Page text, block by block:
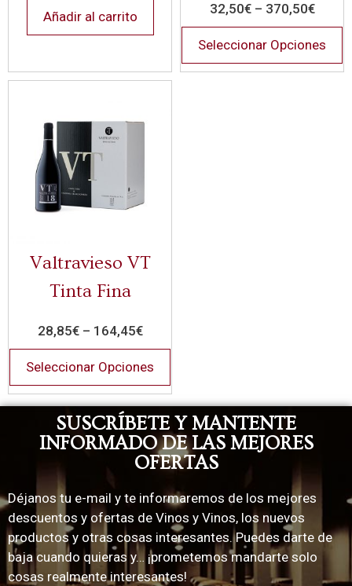
Añadir al carrito 32,50€– 370,50€
Seleccionar Opciones
Valtravieso VT
Tinta Fina
28,85€– 164,45€
Seleccionar Opciones
SUSCRÍBETE Y MANTENTE
INFORMADO DE LAS MEJORES
OFERTAS
Déjanos tu e-mail y te informaremos de los mejores
descuentos y ofertas de Vinos y Vinos, los nuevos
productos y otras cosas interesantes. Puedes darte de
baja cuando quieras y… ¡prometemos mandarte solo
cosas realmente interesantes!